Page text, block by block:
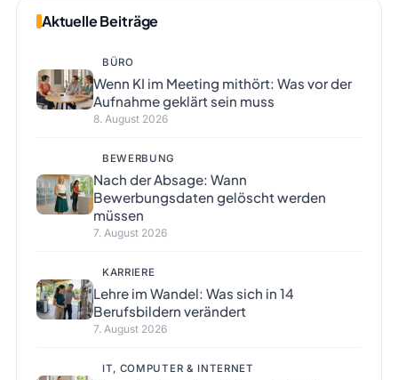
Aktuelle Beiträge
BÜRO
Wenn KI im Meeting mithört: Was vor der
Aufnahme geklärt sein muss
8. August 2026
BEWERBUNG
Nach der Absage: Wann
Bewerbungsdaten gelöscht werden
müssen
7. August 2026
KARRIERE
Lehre im Wandel: Was sich in 14
Berufsbildern verändert
7. August 2026
IT, COMPUTER & INTERNET